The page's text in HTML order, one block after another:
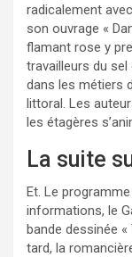
radicalement
son ouvrage «
flamant rose y
travailleurs du sel
dans les métiers
littoral. Les
les étagères
La suite
Et. Le
informations, le
bande dessinée
tard, la